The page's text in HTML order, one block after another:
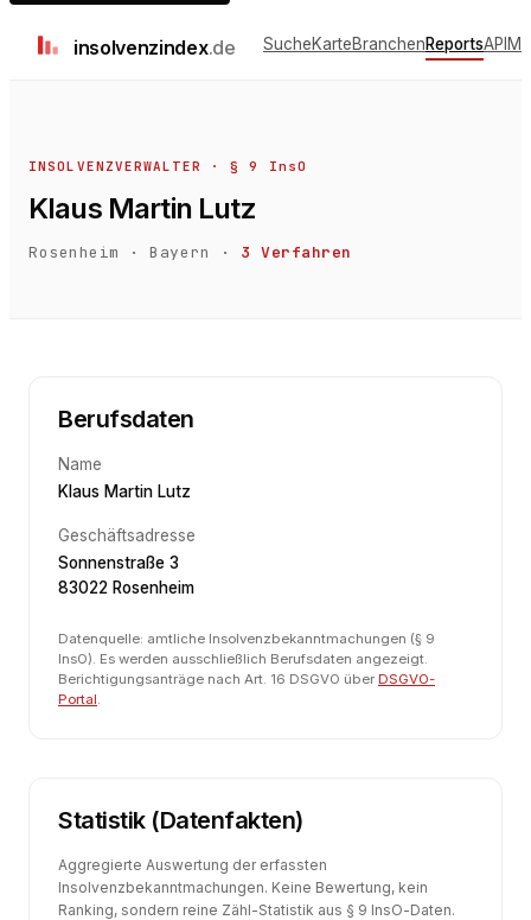
insolvenzindex.de SucheKarteBranchenReportsAPI
INSOLVENZVERWALTER · § 9 InsO
Klaus Martin Lutz
Rosenheim ·Bayern · 3 Verfahren
Berufsdaten
Name
Klaus Martin Lutz
Geschäftsadresse
Sonnenstraße 3
83022 Rosenheim
Datenquelle: amtliche Insolvenzbekanntmachungen (§ 9
InsO). Es werden ausschließlich Berufsdaten angezeigt.
Berichtigungsanträge nach Art. 16 DSGVO über DSGVO-
Portal.
Statistik (Datenfakten)
Aggregierte Auswertung der erfassten
Insolvenzbekanntmachungen. Keine Bewertung, kein
Ranking, sondern reine Zähl-Statistik aus § 9 InsO-Daten.